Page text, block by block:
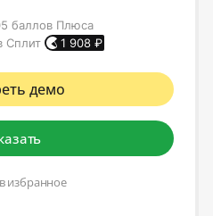
баллов Плюса
Сплит
1 908 ₽
демо
избранное